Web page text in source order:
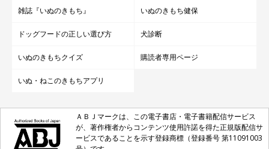
雑誌『いぬのきもち』 いぬのきもち健保
ドッグフードの正しい選び方 犬診断
いぬのきもちクイズ 購読者専用ページ
いぬ・ねこのきもちアプリ
ＡＢＪマークは、この電子書店・電子書籍配信サービス
が、著作権者からコンテンツ使用許諾を得た正規版配信サ
ービスであることを示す登録商標（登録番号 第11091003